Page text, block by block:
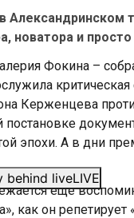
behind liveLIVE
Александринском
новатора и
Фокина –
критическая
Керженцева
постановке
эпохи. А в дни
еще
как он